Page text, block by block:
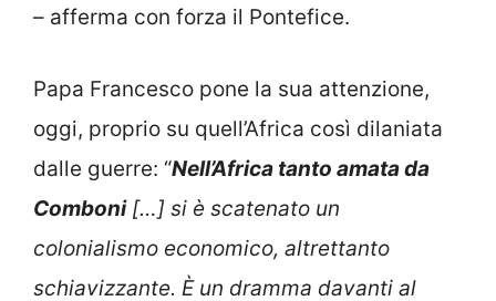
– afferma con forza il Pontefice.
Papa Francesco pone la sua attenzione,
oggi, proprio su quell’Africa così dilaniata
dalle guerre: “Nell’Africa tanto amata da
Comboni[…] si è scatenato un
colonialismo economico, altrettanto
schiavizzante. È un dramma davanti al